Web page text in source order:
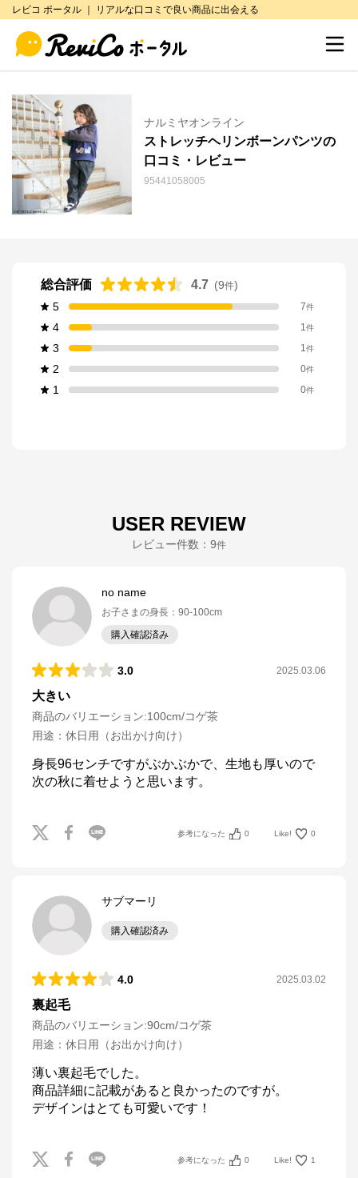
レビコ ポータル ｜ リアルな口コミで良い商品に出会える
ナルミヤオンライン
ストレッチヘリンボーンパンツの
口コミ・レビュー
95441058005
総合評価 4.7 (9件)
5
7件
4 1件
3 1件
2 0件
1 0件
USER REVIEW
レビュー件数： 9件
no name
お子さまの身長 ： 90-100cm
購入確認済み
3.0 2025.03.06
大きい
商品のバリエーション:100cm/コゲ茶
用途 ： 休日用（お出かけ向け）
身長96センチですがぶかぶかで、生地も厚いので
次の秋に着せようと思います。
参考になった 0 Like! 0
サブマーリ
購入確認済み
4.0 2025.03.02
裏起毛
商品のバリエーション:90cm/コゲ茶
用途 ： 休日用（お出かけ向け）
薄い裏起毛でした。
商品詳細に記載があると良かったのですが。
デザインはとても可愛いです！
参考になった 0 Like! 1